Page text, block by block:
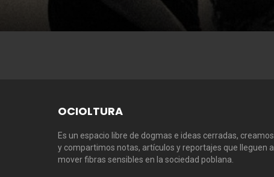
OCIOLTURA
Es un espacio libre de dogmas e ideas cerradas, creamos
y compartimos notas, artículos y reportajes que lleguen a
mover fibras sensibles en la sociedad poblana.